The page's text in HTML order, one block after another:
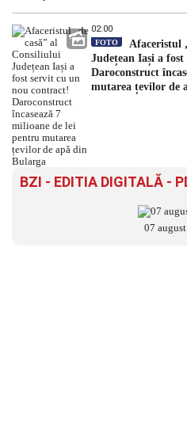
02:00
FOTO
Afaceristul
Județean Iași a
Daroconstruct
mutarea țevilor de
BZI - EDITIA DIGITALĂ -
07